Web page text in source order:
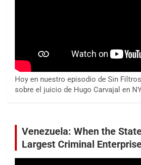
Hoy en nuestro episodio de Sin
sobre el juicio de Hugo Carvajal en
Venezuela: When the
Largest Criminal